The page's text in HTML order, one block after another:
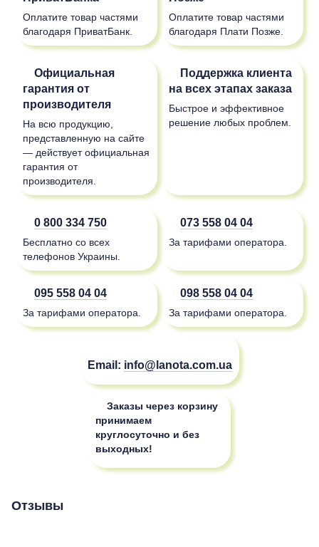
Оплатите товар частями
благодаря ПриватБанк.
Оплатите товар частями
благодаря Плати Позже.
Официальная
гарантия от
производителя
На всю продукцию,
представленную на сайте
— действует официальная
гарантия от
производителя.
Поддержка клиента
на всех этапах заказа
Быстрое и эффективное
решение любых проблем.
0 800 334 750
Бесплатно со всех
телефонов Украины.
073 558 04 04
За тарифами оператора.
095 558 04 04
За тарифами оператора.
098 558 04 04
За тарифами оператора.
Email: info@lanota.com.ua
Заказы через корзину
принимаем
круглосуточно и без
выходных!
Отзывы